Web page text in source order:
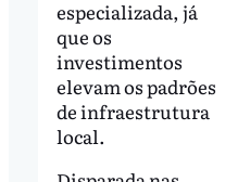
especializada, já
que os
investimentos
elevam os padrões
de infraestrutura
local.